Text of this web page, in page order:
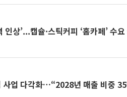
인상’...캡슐·스틱커피 ‘홈카페’ 수
사업 다각화…“2028년 매출 비중